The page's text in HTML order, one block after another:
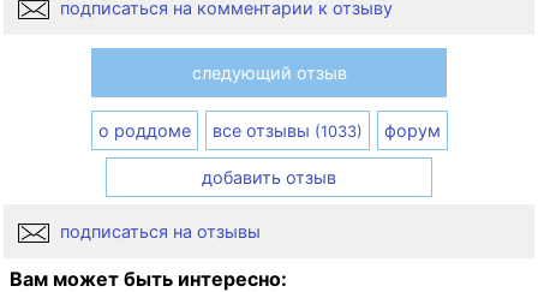
подписаться на комментарии к отзыву
следующий отзыв
о роддоме все отзывы (1033) форум
добавить отзыв
подписаться на отзывы
Вам может быть интересно: